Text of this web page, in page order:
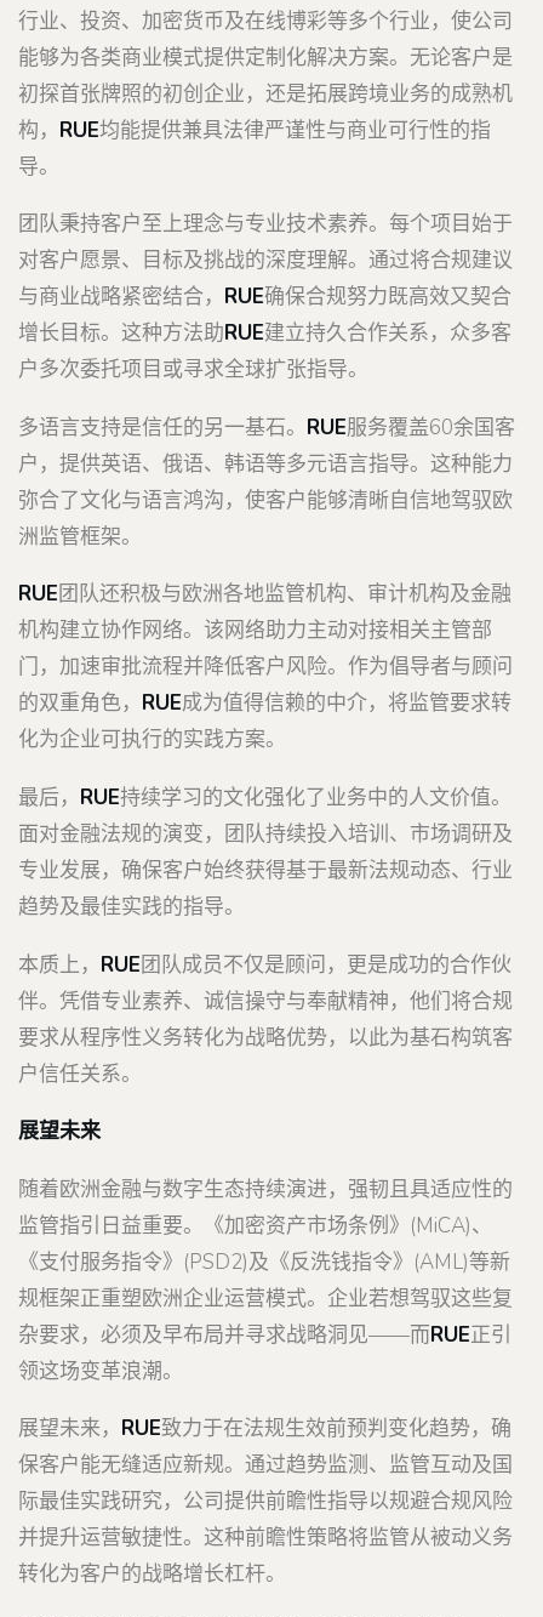
行业、投资、加密货币及在线博彩等多个行业，使公司
能够为各类商业模式提供定制化解决方案。无论客户是
初探首张牌照的初创企业，还是拓展跨境业务的成熟机
构， RUE均能提供兼具法律严谨性与商业可行性的指
导。
团队秉持客户至上理念与专业技术素养。每个项目始于
对客户愿景、目标及挑战的深度理解。通过将合规建议
与商业战略紧密结合， RUE确保合规努力既高效又契合
增长目标。这种方法助RUE建立持久合作关系，众多客
户多次委托项目或寻求全球扩张指导。
多语言支持是信任的另一基石。 RUE服务覆盖60余国客
户，提供英语、俄语、韩语等多元语言指导。这种能力
弥合了文化与语言鸿沟，使客户能够清晰自信地驾驭欧
洲监管框架。
RUE团队还积极与欧洲各地监管机构、审计机构及金融
机构建立协作网络。该网络助力主动对接相关主管部
门，加速审批流程并降低客户风险。作为倡导者与顾问
的双重角色， RUE成为值得信赖的中介，将监管要求转
化为企业可执行的实践方案。
最后， RUE持续学习的文化强化了业务中的人文价值。
面对金融法规的演变，团队持续投入培训、市场调研及
专业发展，确保客户始终获得基于最新法规动态、行业
趋势及最佳实践的指导。
本质上， RUE团队成员不仅是顾问，更是成功的合作伙
伴。凭借专业素养、诚信操守与奉献精神，他们将合规
要求从程序性义务转化为战略优势，以此为基石构筑客
户信任关系。
展望未来
随着欧洲金融与数字生态持续演进，强韧且具适应性的
监管指引日益重要。《加密资产市场条例》(MiCA)、
《支付服务指令》(PSD2)及《反洗钱指令》(AML)等新
规框架正重塑欧洲企业运营模式。企业若想驾驭这些复
杂要求，必须及早布局并寻求战略洞见——而RUE正引
领这场变革浪潮。
展望未来， RUE致力于在法规生效前预判变化趋势，确
保客户能无缝适应新规。通过趋势监测、监管互动及国
际最佳实践研究，公司提供前瞻性指导以规避合规风险
并提升运营敏捷性。这种前瞻性策略将监管从被动义务
转化为客户的战略增长杠杆。